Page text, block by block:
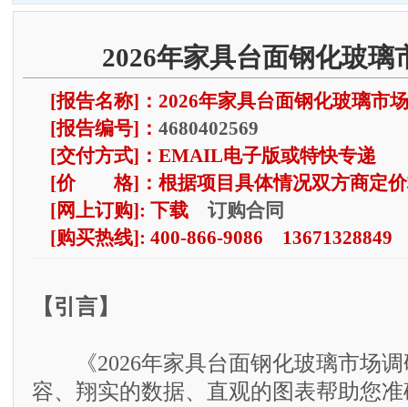
2026年家具台面钢化玻璃
[报告名称]：2026年家具台面钢化玻璃市
[报告编号]： 4680402569
[交付方式]：EMAIL电子版或特快专递
[价 格]：根据项目具体情况双方商定
[网上订购]: 下载 订购合同
[购买热线]: 400-866-9086 13671328849
【引言】
《2026年家具台面钢化玻璃市场调
容、翔实的数据、直观的图表帮助您